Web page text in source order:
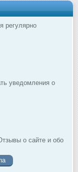
регулярно
уведомления о
о сайте и обо